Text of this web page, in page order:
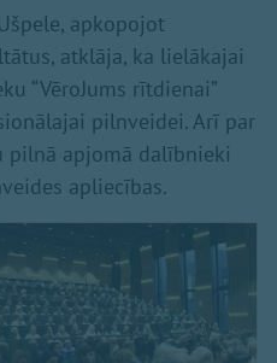
apkopojot
atklāja, ka lielākajai
“VēroJums rītdienai”
pilnveidei. Arī par
pilnā apjomā dalībnieki
apliecības.